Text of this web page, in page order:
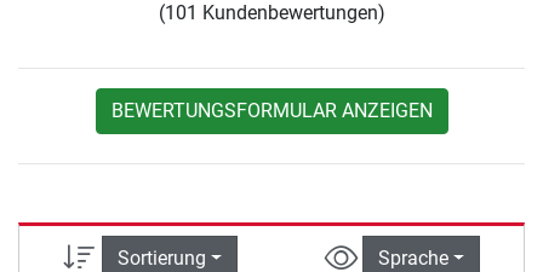
(101 Kundenbewertungen)
BEWERTUNGSFORMULAR ANZEIGEN
Sortierung Sprache